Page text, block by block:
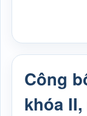
Công
khóa II,